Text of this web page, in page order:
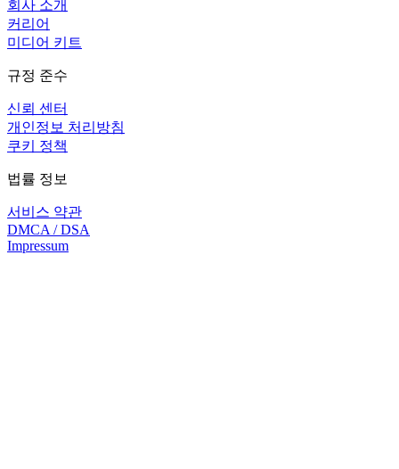
회사 소개
커리어
미디어 키트
규정 준수
신뢰 센터
개인정보 처리방침
쿠키 정책
법률 정보
서비스 약관
DMCA / DSA
Impressum